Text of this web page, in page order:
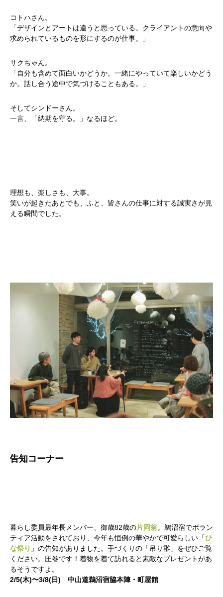
コトハさん。
「デザインとアートは違うと思っている。クライアントの意向や
求められているものを形にするのが仕事。」
サクちゃん。
「自分も含めて面白いかどうか。一緒にやっていて楽しいかどう
か。話し合う途中で気づけることもある。」
そしてシンドーさん。
一言、「納期を守る。」なるほど。
理想も、楽しさも、大事。
笑いが起きたあとでも、ふと、皆さんの仕事に対する誠実さが見
える瞬間でした。
告知コーナー
暮らし委員最年長メンバー、御歳82歳の片岡翁。鵜沼宿でボラン
ティア活動をされており、今年も恒例の華やかで可愛らしい「ひ
な祭り 」の告知がありました。手づくりの「吊り雛」をぜひご覧
ください。圧巻です！着物を着て訪れると素敵なプレゼントがあ
るそうですよ。
2/5(木)〜3/8(日) 中山道鵜沼宿脇本陣・町屋館